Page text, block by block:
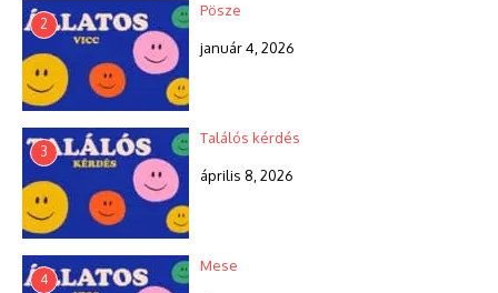
2
Pösze
január 4, 2026
3
Találós kérdés
április 8, 2026
4
Mese